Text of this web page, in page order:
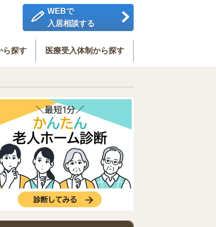
WEBで
入居相談する
ら探す 医療受入体制から探す